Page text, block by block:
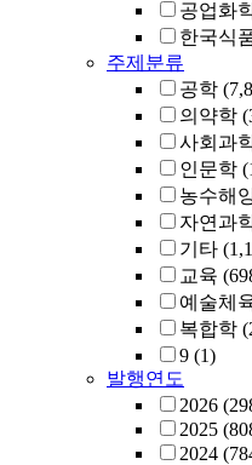
공업화
한국식
주제분류
공학
의약학
사회과
인문학
농수해
자연과
기타
교육
예술체
복합학
9 (1)
발행연도
2026
2025
2024